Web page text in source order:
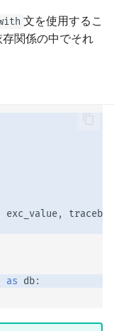
文を使用するこ
存関係の中でそれ
exc_value,
as db: